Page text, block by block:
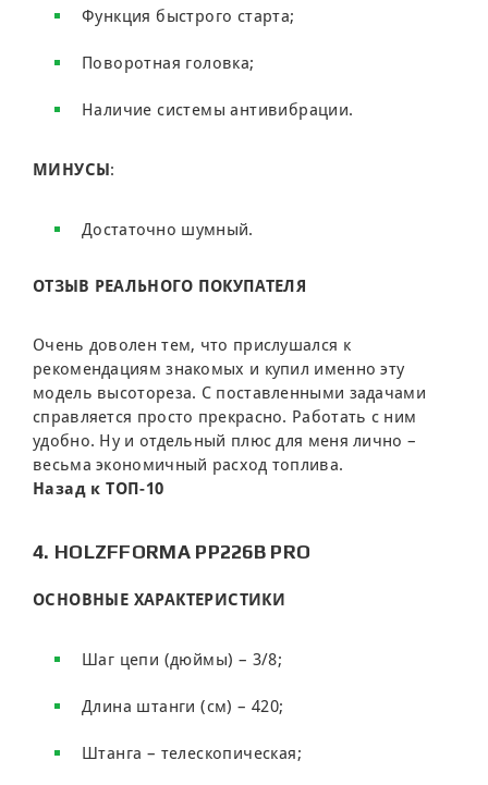
Функция быстрого старта;
Поворотная головка;
Наличие системы антивибрации.
МИНУСЫ:
Достаточно шумный.
ОТЗЫВ РЕАЛЬНОГО ПОКУПАТЕЛЯ
Очень доволен тем, что прислушался к
рекомендациям знакомых и купил именно эту
модель высотореза. С поставленными задачами
справляется просто прекрасно. Работать с ним
удобно. Ну и отдельный плюс для меня лично –
весьма экономичный расход топлива.
Назад к ТОП-10
4. HOLZFFORMA PP226B PRO
ОСНОВНЫЕ ХАРАКТЕРИСТИКИ
Шаг цепи (дюймы) – 3/8;
Длина штанги (см) – 420;
Штанга – телескопическая;